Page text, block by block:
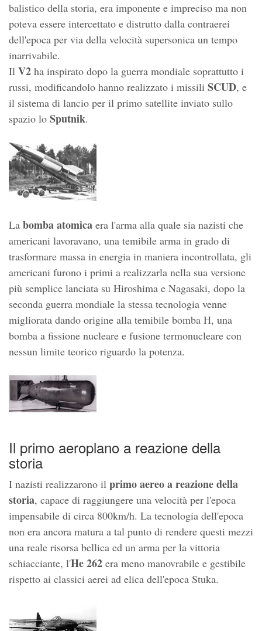
balistico della storia, era imponente e impreciso ma non
poteva essere intercettato e distrutto dalla contraerei
dell'epoca per via della velocità supersonica un tempo
inarrivabile.
Il V2 ha inspirato dopo la guerra mondiale soprattutto i
russi, modificandolo hanno realizzato i missili SCUD, e
il sistema di lancio per il primo satellite inviato sullo
spazio lo Sputnik.
La bomba atomica era l'arma alla quale sia nazisti che
americani lavoravano, una temibile arma in grado di
trasformare massa in energia in maniera incontrollata, gli
americani furono i primi a realizzarla nella sua versione
più semplice lanciata su Hiroshima e Nagasaki, dopo la
seconda guerra mondiale la stessa tecnologia venne
migliorata dando origine alla temibile bomba H, una
bomba a fissione nucleare e fusione termonucleare con
nessun limite teorico riguardo la potenza.
Il primo aeroplano a reazione della
storia
I nazisti realizzarono il primo aereo a reazione della
storia, capace di raggiungere una velocità per l'epoca
impensabile di circa 800km/h. La tecnologia dell'epoca
non era ancora matura a tal punto di rendere questi mezzi
una reale risorsa bellica ed un arma per la vittoria
schiacciante, l'He 262 era meno manovrabile e gestibile
rispetto ai classici aerei ad elica dell'epoca Stuka.